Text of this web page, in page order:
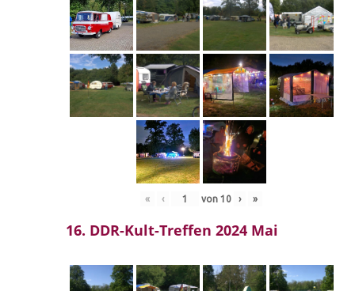
« ‹ von 10 › »
16. DDR-Kult-Treffen 2024 Mai